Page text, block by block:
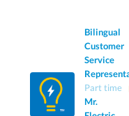
Bilingual
Customer
Service
Part time
Mr.